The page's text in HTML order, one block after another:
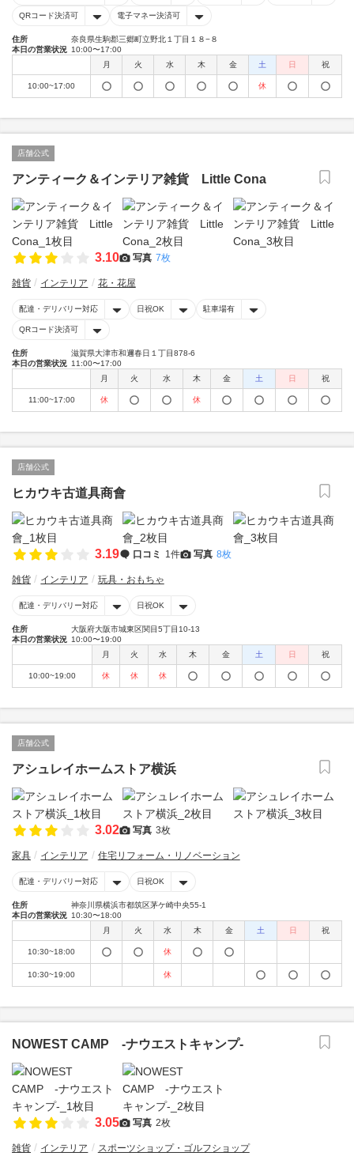
QRコード決済可 電子マネー決済可
住所
奈良県生駒郡三郷町立野北１丁目１８−８
本日の営業状況 10:00〜17:00
月
火 水 木 金 土 日 祝
10:00~17:00 休
店舗公式
アンティーク＆インテリア雑貨 Little Cona
3.10 写真 7枚
雑貨 インテリア 花・花屋
配達・デリバリー対応 日祝OK 駐車場有
QRコード決済可
住所
滋賀県大津市和邇春日１丁目878-6
本日の営業状況 11:00〜17:00
月
火 水 木 金 土 日 祝
11:00~17:00 休 休
店舗公式
ヒカウキ古道具商會
3.19 口コミ 1件 写真 8枚
雑貨 インテリア 玩具・おもちゃ
配達・デリバリー対応 日祝OK
住所
大阪府大阪市城東区関目5丁目10-13
本日の営業状況 10:00〜19:00
月
火 水 木 金 土 日 祝
10:00~19:00 休 休 休
店舗公式
アシュレイホームストア横浜
3.02 写真 3枚
家具 インテリア 住宅リフォーム・リノベーション
配達・デリバリー対応 日祝OK
住所
神奈川県横浜市都筑区茅ケ崎中央55-1
本日の営業状況 10:30〜18:00
月
火 水 木 金 土 日 祝
10:30~18:00 休
10:30~19:00 休
NOWEST CAMP -ナウエストキャンプ-
3.05 写真 2枚
雑貨 インテリア スポーツショップ・ゴルフショップ